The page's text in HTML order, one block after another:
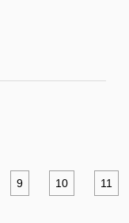
9 10 11